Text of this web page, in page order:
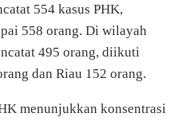
554 kasus PHK,
558 orang. Di wilayah
495 orang, diikuti
dan Riau 152 orang.
menunjukkan konsentrasi